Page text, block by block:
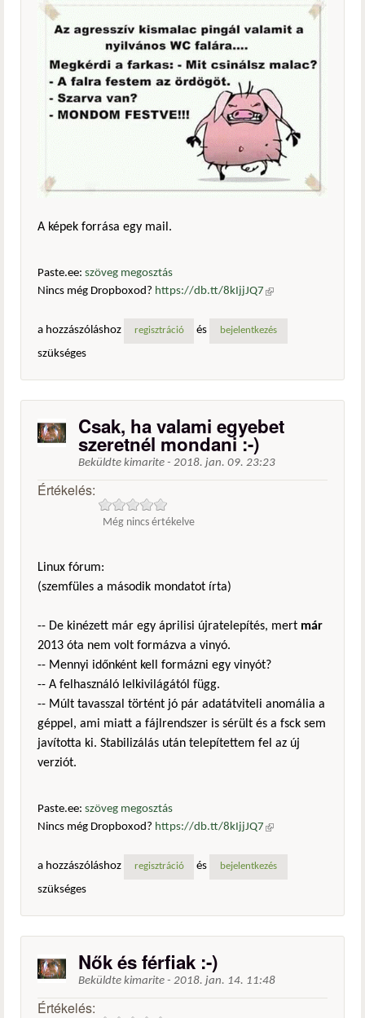
A képek forrása egy mail.
Paste.ee: szöveg megosztás
Nincs még Dropboxod? https://db.tt/8kIjjJQ7 (külső
a hozzászóláshoz
regisztráció és bejelentkezés
szükséges
Csak, ha valami egyebet
szeretnél mondani :-)
Beküldte kimarite - 2018. jan. 09. 23:23
Értékelés:
Még nincs értékelve
Linux fórum:
(szemfüles a második mondatot írta)
-- De kinézett már egy áprilisi újratelepítés, mert már
2013 óta nem volt formázva a vinyó.
-- Mennyi időnként kell formázni egy vinyót?
-- A felhasználó lelkivilágától függ.
-- Múlt tavasszal történt jó pár adatátviteli anomália a
géppel, ami miatt a fájlrendszer is sérült és a fsck sem
javította ki. Stabilizálás után telepítettem fel az új
verziót.
Paste.ee: szöveg megosztás
Nincs még Dropboxod? https://db.tt/8kIjjJQ7 (külső
a hozzászóláshoz
regisztráció és bejelentkezés
szükséges
Nők és férfiak :-)
Beküldte kimarite - 2018. jan. 14. 11:48
Értékelés: